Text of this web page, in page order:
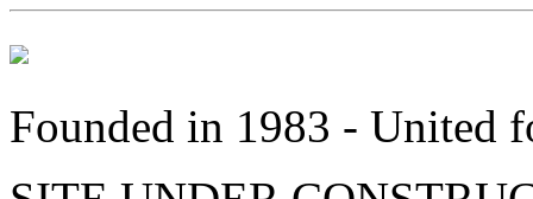
Founded in 1983 - United